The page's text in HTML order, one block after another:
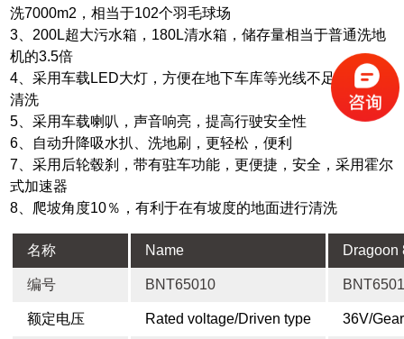
洗7000m2，相当于102个羽毛球场
3、200L超大污水箱，180L清水箱，储存量相当于普通洗地
机的3.5倍
4、采用车载LED大灯，方便在地下车库等光线不足之处进行
清洗
5、采用车载喇叭，声音响亮，提高行驶安全性
6、自动升降吸水扒、洗地刷，更轻松，便利
7、采用后轮毂刹，带有驻车功能，更便捷，安全，采用霍尔
式加速器
8、爬坡角度10％，有利于在有坡度的地面进行清洗
名称 Name Dragoon
编号 BNT65010
额定电压 Rated voltage/Driven type 36V/Gear